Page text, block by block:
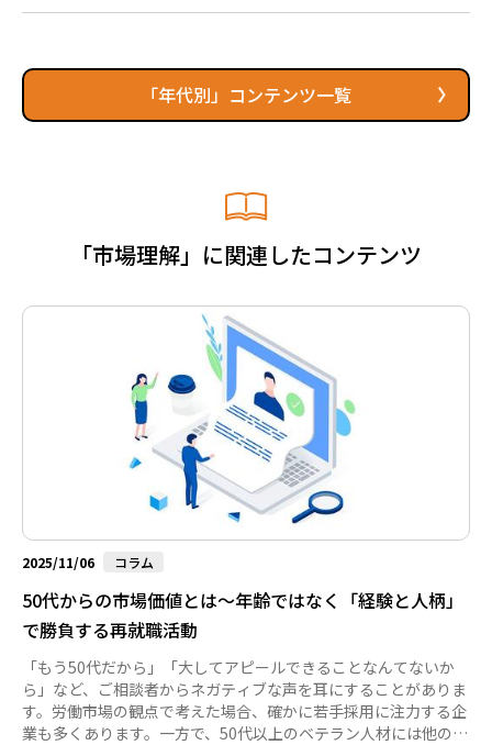
す。 50代後半の男性の事例です。 九州の地元を離れて関東にお
いて製造現場でご就業、豊富なご経験をお持ちでしたが、どうし
ても高齢のお母さまの介護をしたい気持ちが強く、40年ぶりにＵ
「年代別」コンテンツ一覧
「市場理解」に関連したコンテンツ
2025/11/06 コラム
50代からの市場価値とは～年齢ではなく「経験と人柄」
で勝負する再就職活動
「もう50代だから」「大してアピールできることなんてないか
ら」など、ご相談者からネガティブな声を耳にすることがありま
す。労働市場の観点で考えた場合、確かに若手採用に注力する企
業も多くあります。一方で、50代以上のベテラン人材には他の世